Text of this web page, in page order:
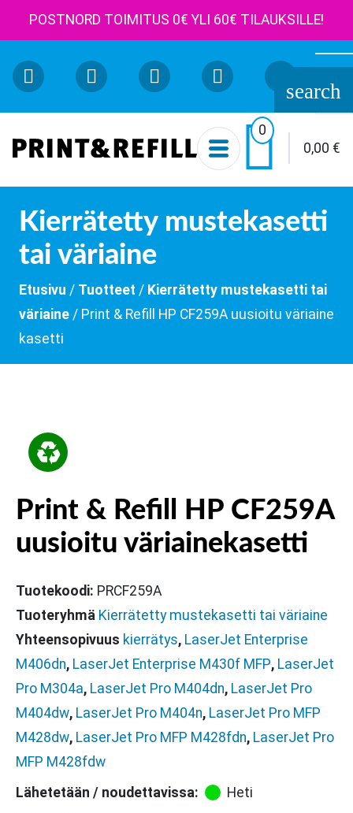
POSTNORD TOIMITUS 0€ YLI 60€ TILAUKSILLE!
Etsi:
search

0
0,00 €
Kierrätetty mustekasetti
tai väriaine
Etusivu / Tuotteet / Kierrätetty mustekasetti tai
väriaine / Print & Refill HP CF259A uusioitu väriaine
kasetti
Print & Refill HP CF259A
uusioitu väriainekasetti
Tuotekoodi: PRCF259A
Tuoteryhmä Kierrätetty mustekasetti tai väriaine
Yhteensopivuus kierrätys, LaserJet Enterprise
M406dn, LaserJet Enterprise M430f MFP, LaserJet
Pro M304a, LaserJet Pro M404dn, LaserJet Pro
M404dw, LaserJet Pro M404n, LaserJet Pro MFP
M428dw, LaserJet Pro MFP M428fdn, LaserJet Pro
MFP M428fdw
Lähetetään / noudettavissa:
Heti